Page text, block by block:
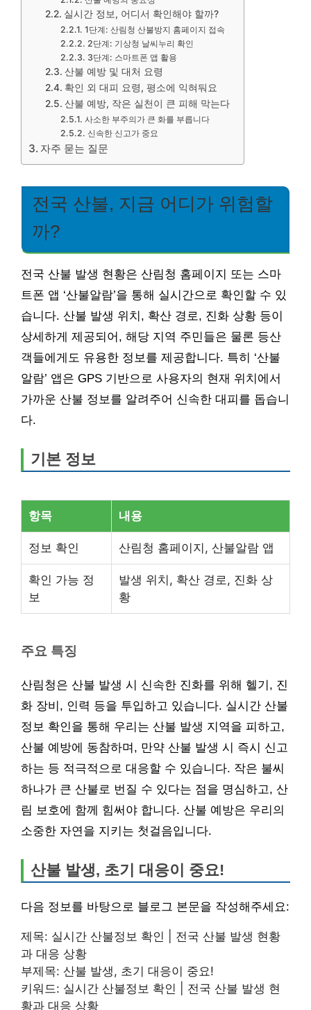
실시간 정보, 어디서 확인해야 할까?
1단계: 산림청 산불방지 홈페이지 접속
2단계: 기상청 날씨누리 확인
3단계: 스마트폰 앱 활용
산불 예방 및 대처 요령
확인 외 대피 요령, 평소에 익혀둬요
산불 예방, 작은 실천이 큰 피해 막는다
사소한 부주의가 큰 화를 부릅니다
신속한 신고가 중요
자주 묻는 질문
전국 산불, 지금 어디가 위험할
까?
전국 산불 발생 현황은 산림청 홈페이지 또는 스마
트폰 앱 ‘산불알람’을 통해 실시간으로 확인할 수 있
습니다. 산불 발생 위치, 확산 경로, 진화 상황 등이
상세하게 제공되어, 해당 지역 주민들은 물론 등산
객들에게도 유용한 정보를 제공합니다. 특히 ‘산불
알람’ 앱은 GPS 기반으로 사용자의 현재 위치에서
가까운 산불 정보를 알려주어 신속한 대피를 돕습니
다.
기본 정보
항목 내용
정보 확인 산림청 홈페이지, 산불알람 앱
확인 가능 정
보
발생 위치, 확산 경로, 진화 상
황
주요 특징
산림청은 산불 발생 시 신속한 진화를 위해 헬기, 진
화 장비, 인력 등을 투입하고 있습니다. 실시간 산불
정보 확인을 통해 우리는 산불 발생 지역을 피하고,
산불 예방에 동참하며, 만약 산불 발생 시 즉시 신고
하는 등 적극적으로 대응할 수 있습니다. 작은 불씨
하나가 큰 산불로 번질 수 있다는 점을 명심하고, 산
림 보호에 함께 힘써야 합니다. 산불 예방은 우리의
소중한 자연을 지키는 첫걸음입니다.
산불 발생, 초기 대응이 중요!
다음 정보를 바탕으로 블로그 본문을 작성해주세요:
제목: 실시간 산불정보 확인 | 전국 산불 발생 현황
과 대응 상황
부제목: 산불 발생, 초기 대응이 중요!
키워드: 실시간 산불정보 확인 | 전국 산불 발생 현
황과 대응 상황